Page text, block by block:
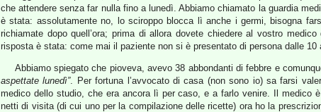
che attendere senza far nulla fino a lunedì. Abbiamo chiamato la guardia
è stata: assolutamente no, lo sciroppo blocca lì anche i germi, bisogna
richiamate dopo quell’ora; prima di allora dovete chiedere al vostro
risposta è stata: come mai il paziente non si è presentato di persona dalle 10
Abbiamo spiegato che pioveva, avevo 38 abbondanti di febbre e
aspettate lunedì”. Per fortuna l’avvocato di casa (non sono io) sa farsi
medico dello studio, che era ancora lì per caso, e a farlo venire. Il medico
netti di visita (di cui uno per la compilazione delle ricette) ora ho la